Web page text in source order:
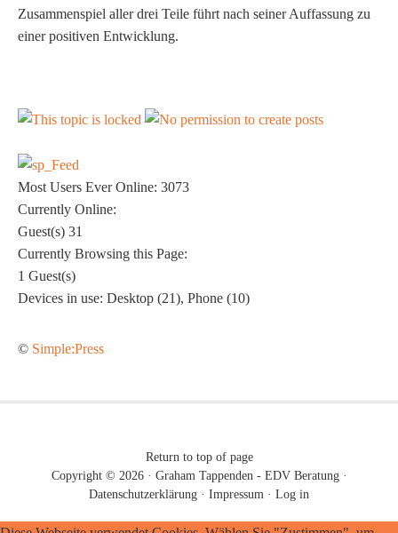
Zusammenspiel aller drei Teile führt nach seiner Auffassung zu
einer positiven Entwicklung.
Most Users Ever Online: 3073
Currently Online:
Guest(s) 31
Currently Browsing this Page:
1 Guest(s)
Devices in use: Desktop (21), Phone (10)
© Simple:Press
Return to top of page
Copyright © 2026 · Graham Tappenden - EDV Beratung·
Datenschutzerklärung · Impressum · Log in